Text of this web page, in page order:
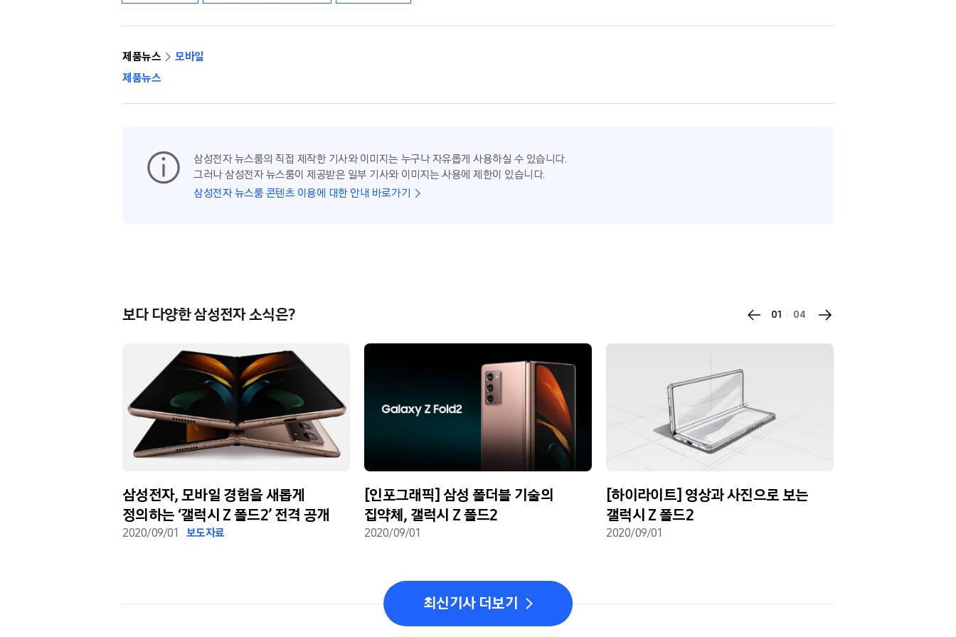
제품뉴스
모바일
제품뉴스
삼성전자 뉴스룸의 직접 제작한 기사와 이미지는 누구나 자유롭게 사용하실 수 있습니다.
그러나 삼성전자 뉴스룸이 제공받은 일부 기사와 이미지는 사용에 제한이 있습니다.
삼성전자 뉴스룸 콘텐츠 이용에 대한 안내 바로가기
보다 다양한 삼성전자 소식은?
삼성전자, 모바일 경험을 새롭게
정의하는 ‘갤럭시 Z 폴드2’ 전격 공개
2020/09/01 보도자료
[인포그래픽] 삼성 폴더블 기술의
집약체, 갤럭시 Z 폴드2
2020/09/01
[하이라이트] 영상과 사진으로 보는
갤럭시 Z 폴드2
2020/09/01
01 04
최신기사 더보기